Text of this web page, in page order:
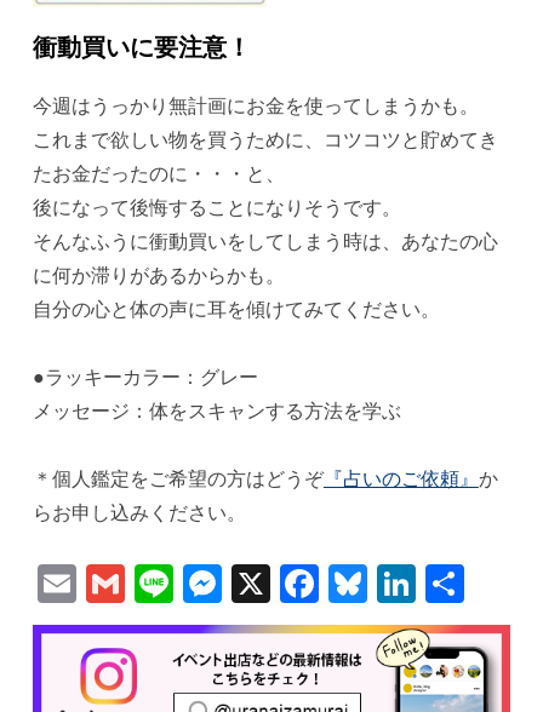
衝動買いに要注意！
今週はうっかり無計画にお金を使ってしまうかも。
これまで欲しい物を買うために、コツコツと貯めてき
たお金だったのに・・・と、
後になって後悔することになりそうです。
そんなふうに衝動買いをしてしまう時は、あなたの心
に何か滞りがあるからかも。
自分の心と体の声に耳を傾けてみてください。
●ラッキーカラー：グレー
メッセージ：体をスキャンする方法を学ぶ
＊個人鑑定をご希望の方はどうぞ『占いのご依頼』 か
らお申し込みください。
EmailGmail
LineMessenger
X Facebook
Bluesky
共
有